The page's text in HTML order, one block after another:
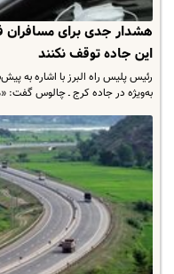
هشدار جدی برای مسافران
این جاده توقف نکنند
رئیس پلیس راه البرز با اشاره به
به‌ویژه در جاده کرج ـ چالوس گفت: